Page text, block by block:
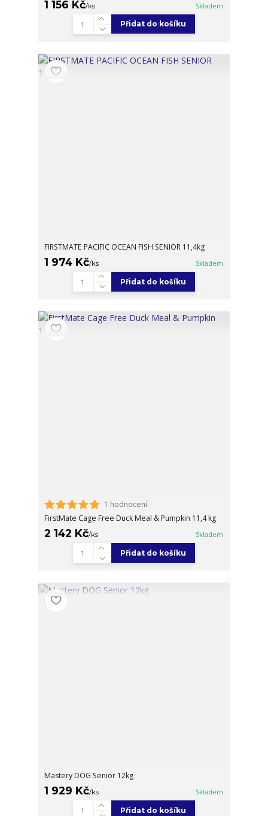
1 156 Kč/ks Skladem
Přidat do košíku
FIRSTMATE PACIFIC OCEAN FISH SENIOR 11,4kg
1 974 Kč/ks Skladem
Přidat do košíku
1 hodnocení
FirstMate Cage Free Duck Meal & Pumpkin 11,4 kg
2 142 Kč/ks Skladem
Přidat do košíku
Mastery DOG Senior 12kg
1 929 Kč/ks Skladem
Přidat do košíku